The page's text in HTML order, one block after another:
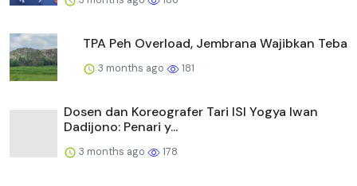
TPA Peh Overload, Jembrana Wajibkan Teba
3 months ago 181
Dosen dan Koreografer Tari ISI Yogya Iwan
Dadijono: Penari y...
3 months ago 178